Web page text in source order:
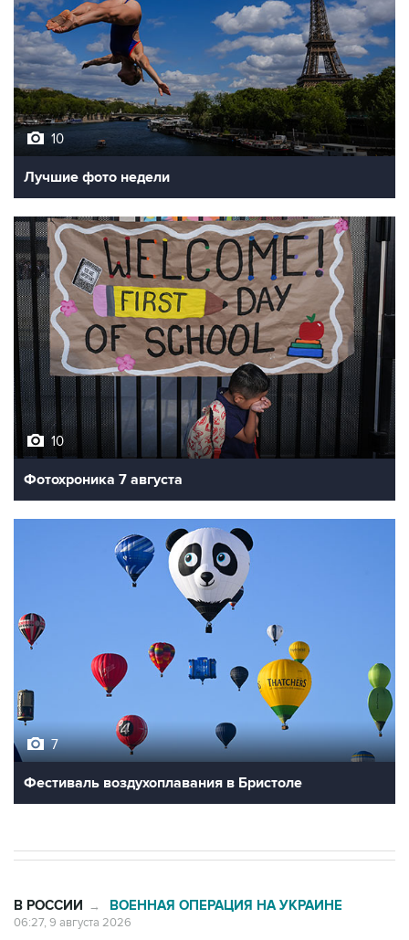
10
Лучшие фото недели
10
Фотохроника 7 августа
7
Фестиваль воздухоплавания в Бристоле
В РОССИИ → ВОЕННАЯ ОПЕРАЦИЯ НА УКРАИНЕ
06:27, 9 августа 2026